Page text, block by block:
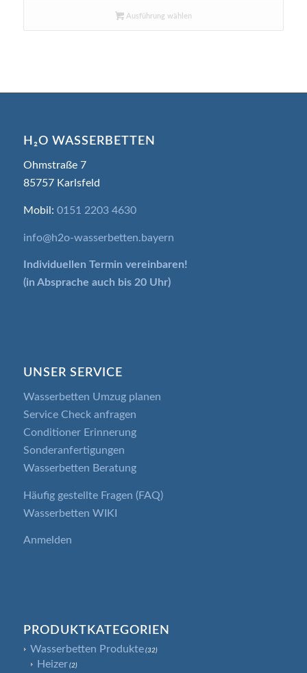
Ausführung wählen
H₂O WASSERBETTEN
Ohmstraße 7
85757 Karlsfeld
Mobil: 0151 2203 4630
info@h2o-wasserbetten.bayern
Individuellen Termin vereinbaren!
(in Absprache auch bis 20 Uhr)
UNSER SERVICE
Wasserbetten Umzug planen
Service Check anfragen
Conditioner Erinnerung
Sonderanfertigungen
Wasserbetten Beratung
Häufig gestellte Fragen (FAQ)
Wasserbetten WIKI
Anmelden
PRODUKTKATEGORIEN
Wasserbetten Produkte (32)
Heizer (2)